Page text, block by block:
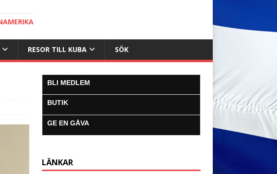
RESOR TILL KUBA SÖK
BLI MEDLEM
BUTIK
GE EN GÅVA
LÄNKAR